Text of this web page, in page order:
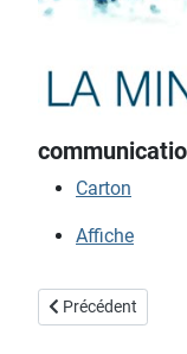
Carton
Affiche
Article précédent :
Précédent